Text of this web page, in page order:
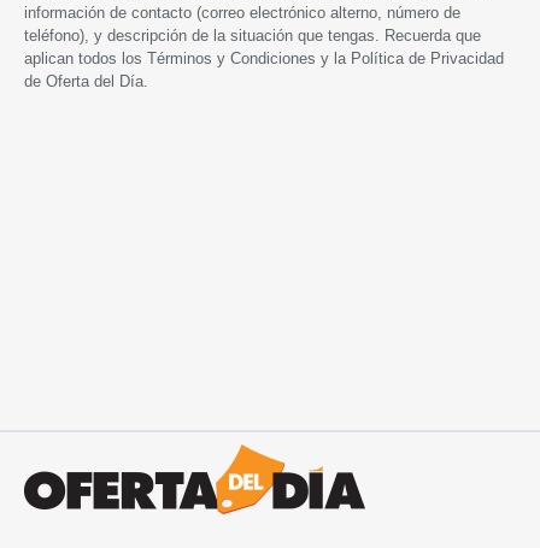
información de contacto (correo electrónico alterno, número de
teléfono), y descripción de la situación que tengas. Recuerda que
aplican todos los Términos y Condiciones y la Política de Privacidad
de Oferta del Día.